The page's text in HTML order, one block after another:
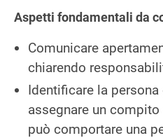
Aspetti fondamentali da
Comunicare
chiarendo
Identificare la
assegnare un
può comportare una